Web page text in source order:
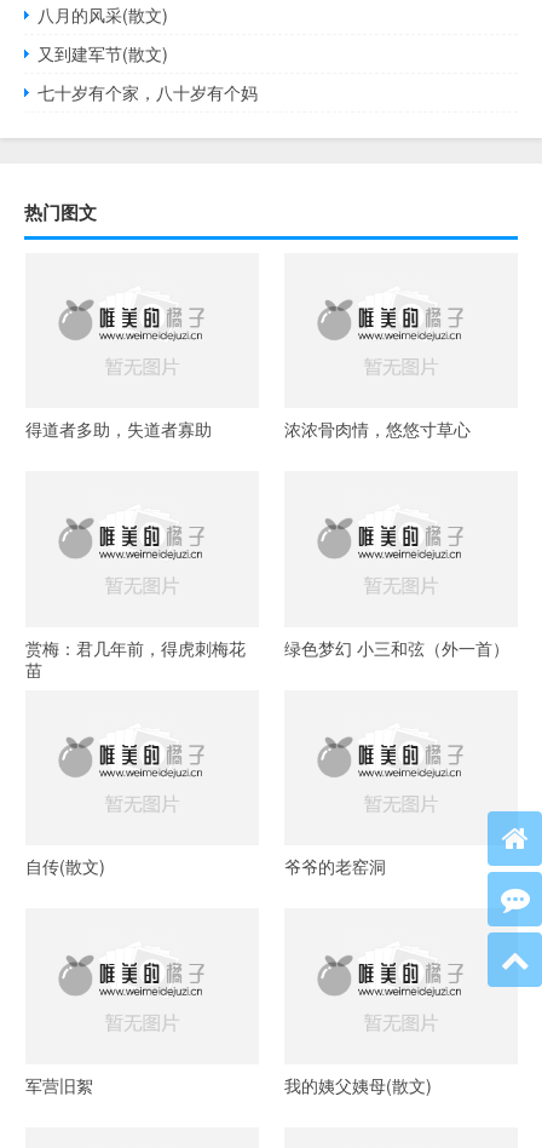
八月的风采(散文)
又到建军节(散文)
七十岁有个家，八十岁有个妈
热门图文
得道者多助，失道者寡助 浓浓骨肉情，悠悠寸草心
赏梅：君几年前，得虎刺梅花
苗
绿色梦幻 小三和弦（外一首）
自传(散文) 爷爷的老窑洞
军营旧絮 我的姨父姨母(散文)